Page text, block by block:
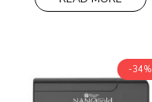
330,00€.295,00€.
-34%